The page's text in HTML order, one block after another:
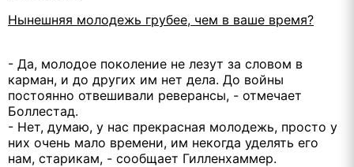
Нынешняя молодежь грубее, чем в ваше время?
- Да, молодое поколение не лезут за словом в
карман, и до других им нет дела. До войны
постоянно отвешивали реверансы, - отмечает
Боллестад.
- Нет, думаю, у нас прекрасная молодежь, просто у
них очень мало времени, им некогда уделять его
нам, старикам, - сообщает Гилленхаммер.